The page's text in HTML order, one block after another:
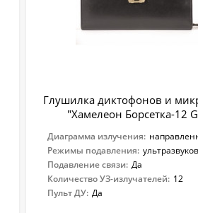
Глушилка диктофонов и
"Хамелеон Борсетка-12
Диаграмма излучения:
Режимы подавления:
Подавление связи: Да
Количество УЗ-излучателей: 12
Пульт ДУ: Да